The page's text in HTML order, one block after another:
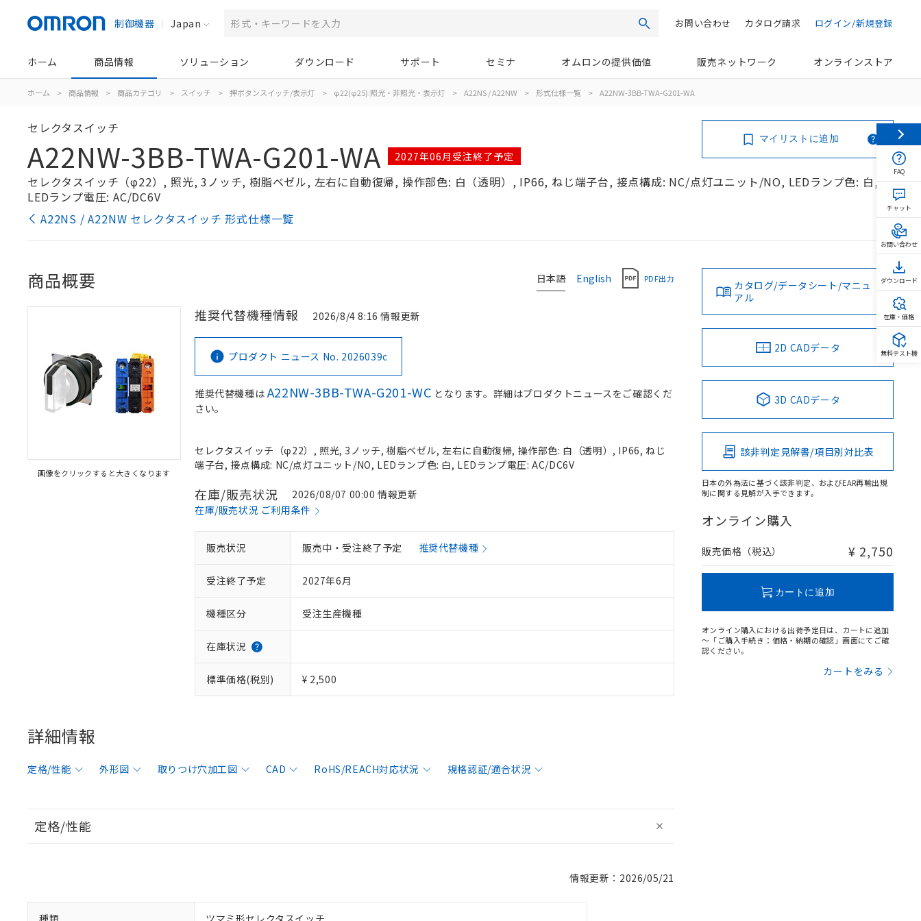
制御機器 Japan 検索 ログイン/新規登録
カタログ請求
お問い合わせ
ホーム 商品情報 ソリューション ダウンロード サポート セミナ オムロンの提供価値 販売ネットワーク オンラインストア
ホーム > 商品情報 > 商品カテゴリ > スイッチ > 押ボタンスイッチ/表示灯 > φ22(φ25):照光・非照光・表示灯 > A22NS / A22NW > 形式仕様一覧 > A22NW-3BB-TWA-G201-WA
セレクタスイッチ
A22NW-3BB-TWA-G201-WA 2027年06月受注終了予定
セレクタスイッチ（φ22）, 照光, 3ノッチ, 樹脂ベゼル, 左右に自動復帰, 操作部色: 白（透明）, IP66, ねじ端子台, 接点構成: NC/点灯ユニット/NO, LEDランプ色: 白,
LEDランプ電圧: AC/DC6V
A22NS / A22NW セレクタスイッチ 形式仕様一覧
マイリストに追加
日本語 English PDF出力
商品概要
画像をクリックすると大きくなります
推奨代替機種情報 2026/8/4 8:16 情報更新
プロダクト ニュース No. 2026039c
推奨代替機種はA22NW-3BB-TWA-G201-WC となります。詳細はプロダクトニュースをご確認くだ
さい。
セレクタスイッチ（φ22）, 照光, 3ノッチ, 樹脂ベゼル, 左右に自動復帰, 操作部色: 白（透明）, IP66, ねじ
端子台, 接点構成: NC/点灯ユニット/NO, LEDランプ色: 白, LEDランプ電圧: AC/DC6V
在庫/販売状況
2026/08/07 00:00 情報更新
在庫/販売状況 ご利用条件
販売状況 販売中・受注終了予定 推奨代替機種
受注終了予定 2027年6月
機種区分 受注生産機種
在庫状況
標準価格(税別) ¥ 2,500
詳細情報
定格/性能 外形図 取りつけ穴加工図 CAD RoHS/REACH対応状況 規格認証/適合状況
定格/性能
情報更新：2026/05/21
種類 ツマミ形セレクタスイッチ
カタログ/データシート/マニュ
アル
2D CADデータ
3D CADデータ
該非判定見解書/項目別対比表
日本の外為法に基づく該非判定、およびEAR再輸出規
制に関する見解が入手できます。
オンライン購入
販売価格（税込） ¥ 2,750
カートに追加
オンライン購入における出荷予定日は、カートに追加
～「ご購入手続き：価格・納期の確認」画面にてご確
認ください。
カートをみる
FAQ
チャット
お問い合わせ
ダウンロード
在庫・価格
無料テスト機